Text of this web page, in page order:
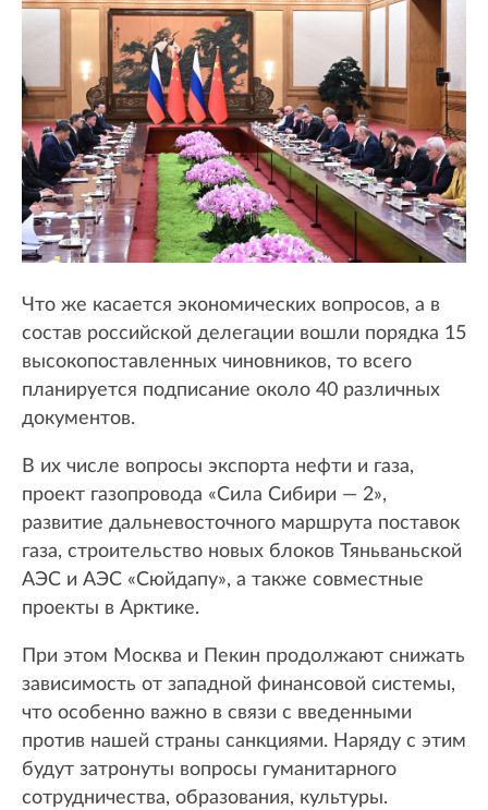
Что же касается экономических вопросов, а в
состав российской делегации вошли порядка 15
высокопоставленных чиновников, то всего
планируется подписание около 40 различных
документов.
В их числе вопросы экспорта нефти и газа,
проект газопровода «Сила Сибири — 2»,
развитие дальневосточного маршрута поставок
газа, строительство новых блоков Тяньваньской
АЭС и АЭС «Сюйдапу», а также совместные
проекты в Арктике.
При этом Москва и Пекин продолжают снижать
зависимость от западной финансовой системы,
что особенно важно в связи с введенными
против нашей страны санкциями. Наряду с этим
будут затронуты вопросы гуманитарного
сотрудничества, образования, культуры.